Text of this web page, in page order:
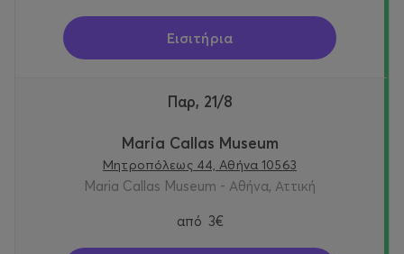
Εισιτήρια
Παρ, 21/8
Maria Callas Museum
Μητροπόλεως 44, Αθήνα 10563
Maria Callas Museum - Αθήνα, Αττική
από 3€